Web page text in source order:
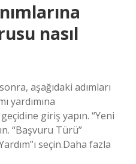
nasıl
aşağıdaki adımları
yardımına
giriş yapın. “Yeni
“Başvuru Türü”
seçin.Daha fazla